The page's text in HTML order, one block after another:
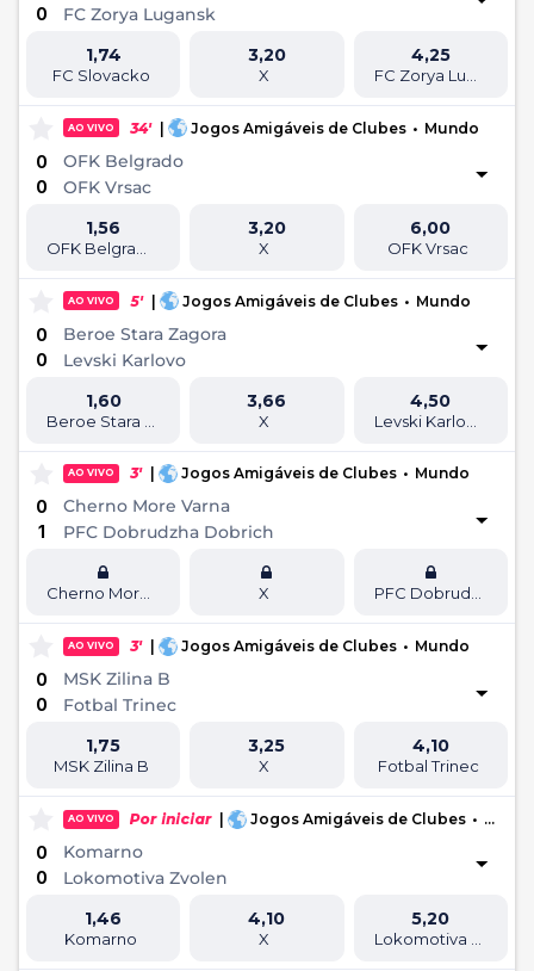
0
FC Zorya Lugansk
FC Slovacko
1,74
X
3,20 4,25
AO VIVO 34' | Jogos Amigáveis de Clubes • Mundo
0
0
OFK Belgrado
OFK Vrsac
1,56
X
3,20
OFK Vrsac
6,00
AO VIVO 5' | Jogos Amigáveis de Clubes • Mundo
0
0
Beroe Stara Zagora
Levski Karlovo
1,60
X
3,66 4,50
AO VIVO 3' Jogos Amigáveis de Clubes • Mundo
0
1
Cherno More Varna
PFC Dobrudzha Dobrich
Cherno More Varna X PFC Dobrudzha Dobrich
AO VIVO 3' Jogos Amigáveis de Clubes • Mundo
0
0
MSK Zilina B
Fotbal Trinec
MSK Zilina B
1,75
X
3,25
Fotbal Trinec
4,10
AO VIVO Por iniciar Jogos Amigáveis de Clubes •
0
0
Komarno
Lokomotiva Zvolen
Komarno
1,46
X
4,10
Lokomotiva Zvolen
5,20